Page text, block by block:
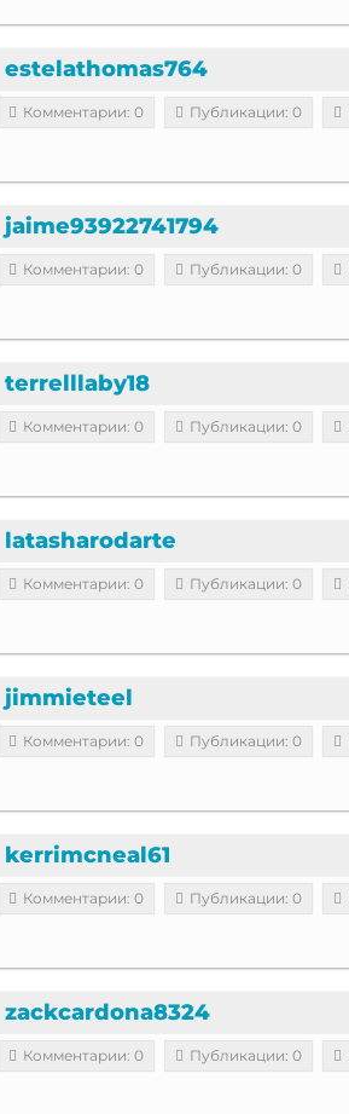
estelathomas764
Комментарии: 0 Публикации: 0
jaime93922741794
Комментарии: 0 Публикации: 0
terrelllaby18
Комментарии: 0 Публикации: 0
latasharodarte
Комментарии: 0 Публикации: 0
jimmieteel
Комментарии: 0 Публикации: 0
kerrimcneal61
Комментарии: 0 Публикации: 0
zackcardona8324
Комментарии: 0 Публикации: 0